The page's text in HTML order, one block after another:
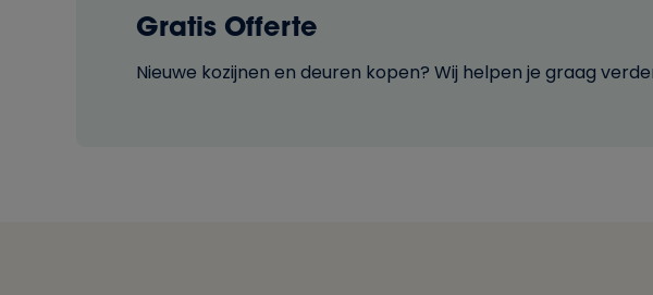
Gratis Offerte
Nieuwe kozijnen en deuren kopen? Wij helpen je graag